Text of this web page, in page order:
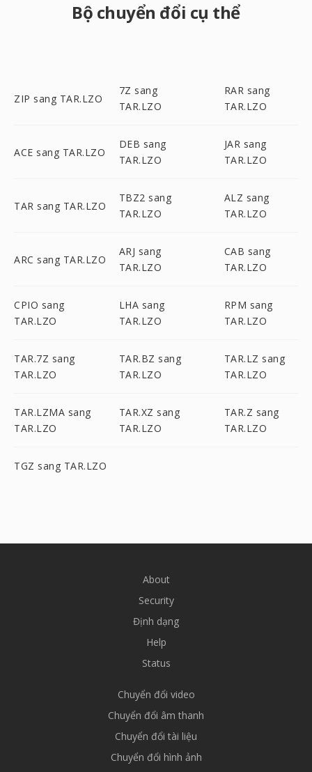
Bộ chuyển đổi cụ thể
ZIP sang TAR.LZO
7Z sang
TAR.LZO
RAR sang
TAR.LZO
ACE sang TAR.LZO
DEB sang
TAR.LZO
JAR sang
TAR.LZO
TAR sang TAR.LZO
TBZ2 sang
TAR.LZO
ALZ sang
TAR.LZO
ARC sang TAR.LZO
ARJ sang
TAR.LZO
CAB sang
TAR.LZO
CPIO sang
TAR.LZO
LHA sang
TAR.LZO
RPM sang
TAR.LZO
TAR.7Z sang
TAR.LZO
TAR.BZ sang
TAR.LZO
TAR.LZ sang
TAR.LZO
TAR.LZMA sang
TAR.LZO
TAR.XZ sang
TAR.LZO
TAR.Z sang
TAR.LZO
TGZ sang TAR.LZO
About
Security
Định dạng
Help
Status
Chuyển đổi video
Chuyển đổi âm thanh
Chuyển đổi tài liệu
Chuyển đổi hình ảnh